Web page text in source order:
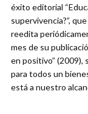
éxito editorial
supervivencia?”,
reedita
mes de su
en positivo” (2009),
para todos un
está a nuestro